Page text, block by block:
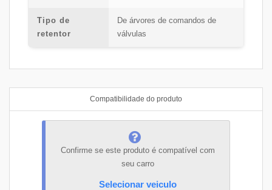
Tipo de
retentor
De árvores de comandos de
válvulas
Compatibilidade do produto
Confirme se este produto é compatível com
seu carro
Selecionar veiculo